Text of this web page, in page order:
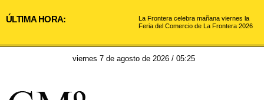
ÚLTIMA HORA:
La Frontera celebra mañana viernes la
Feria del Comercio de La Frontera 2026
viernes 7 de agosto de 2026 / 05:25